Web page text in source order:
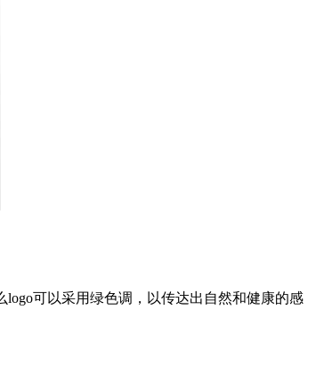
可以采用绿色调，以传达出自然和健康的感